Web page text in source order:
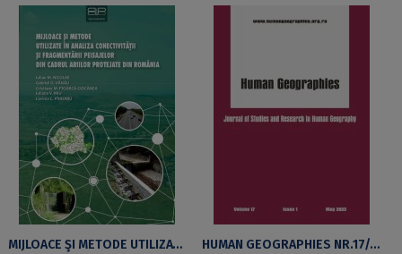
MIJLOACE ŞI METODE UTILIZATE ÎN ANALIZA CONECTIVITĂȚII ŞI FRAGMENTĂRII PEISAJELOR DIN CADRUL ARIILOR PROTEJATE DIN ROMÂNIA HUMAN GEOGRAPHIES NR.17/2023